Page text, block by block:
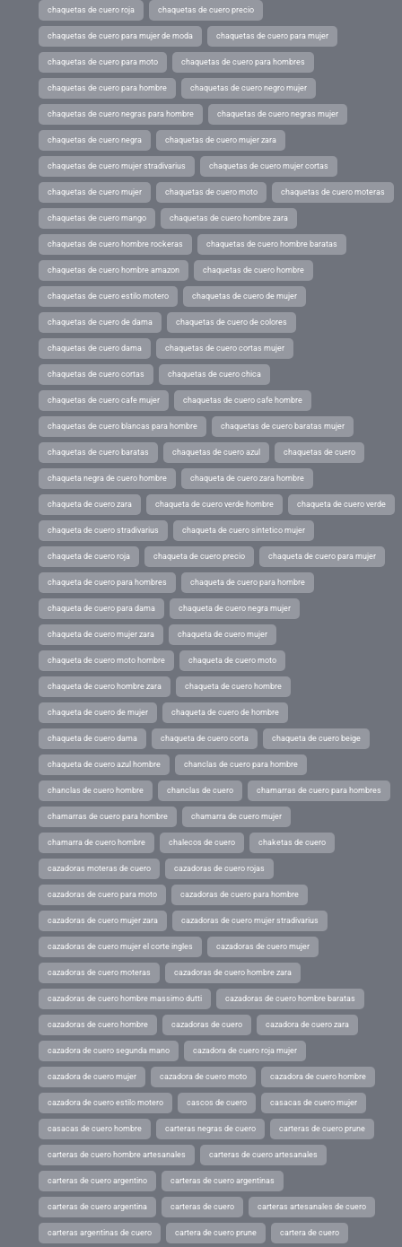
chaquetas de cuero roja chaquetas de cuero precio
chaquetas de cuero para mujer de moda chaquetas de cuero para mujer
chaquetas de cuero para moto chaquetas de cuero para hombres
chaquetas de cuero para hombre chaquetas de cuero negro mujer
chaquetas de cuero negras para hombre chaquetas de cuero negras mujer
chaquetas de cuero negra chaquetas de cuero mujer zara
chaquetas de cuero mujer stradivarius chaquetas de cuero mujer cortas
chaquetas de cuero mujer chaquetas de cuero moto chaquetas de cuero moteras
chaquetas de cuero mango chaquetas de cuero hombre zara
chaquetas de cuero hombre rockeras chaquetas de cuero hombre baratas
chaquetas de cuero hombre amazon chaquetas de cuero hombre
chaquetas de cuero estilo motero chaquetas de cuero de mujer
chaquetas de cuero de dama chaquetas de cuero de colores
chaquetas de cuero dama chaquetas de cuero cortas mujer
chaquetas de cuero cortas chaquetas de cuero chica
chaquetas de cuero cafe mujer chaquetas de cuero cafe hombre
chaquetas de cuero blancas para hombre chaquetas de cuero baratas mujer
chaquetas de cuero baratas chaquetas de cuero azul chaquetas de cuero
chaqueta negra de cuero hombre chaqueta de cuero zara hombre
chaqueta de cuero zara chaqueta de cuero verde hombre chaqueta de cuero verde
chaqueta de cuero stradivarius chaqueta de cuero sintetico mujer
chaqueta de cuero roja chaqueta de cuero precio chaqueta de cuero para mujer
chaqueta de cuero para hombres chaqueta de cuero para hombre
chaqueta de cuero para dama chaqueta de cuero negra mujer
chaqueta de cuero mujer zara chaqueta de cuero mujer
chaqueta de cuero moto hombre chaqueta de cuero moto
chaqueta de cuero hombre zara chaqueta de cuero hombre
chaqueta de cuero de mujer chaqueta de cuero de hombre
chaqueta de cuero dama chaqueta de cuero corta chaqueta de cuero beige
chaqueta de cuero azul hombre chanclas de cuero para hombre
chanclas de cuero hombre chanclas de cuero chamarras de cuero para hombres
chamarras de cuero para hombre chamarra de cuero mujer
chamarra de cuero hombre chalecos de cuero chaketas de cuero
cazadoras moteras de cuero cazadoras de cuero rojas
cazadoras de cuero para moto cazadoras de cuero para hombre
cazadoras de cuero mujer zara cazadoras de cuero mujer stradivarius
cazadoras de cuero mujer el corte ingles cazadoras de cuero mujer
cazadoras de cuero moteras cazadoras de cuero hombre zara
cazadoras de cuero hombre massimo dutti cazadoras de cuero hombre baratas
cazadoras de cuero hombre cazadoras de cuero cazadora de cuero zara
cazadora de cuero segunda mano cazadora de cuero roja mujer
cazadora de cuero mujer cazadora de cuero moto cazadora de cuero hombre
cazadora de cuero estilo motero cascos de cuero casacas de cuero mujer
casacas de cuero hombre carteras negras de cuero carteras de cuero prune
carteras de cuero hombre artesanales carteras de cuero artesanales
carteras de cuero argentino carteras de cuero argentinas
carteras de cuero argentina carteras de cuero carteras artesanales de cuero
carteras argentinas de cuero cartera de cuero prune cartera de cuero